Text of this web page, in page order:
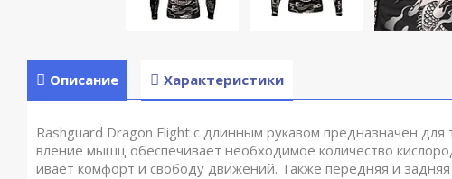
Описание Характеристики
Rashguard Dragon Flight с длинным рукавом предназначен
вление мышц обеспечивает необходимое количество
ивает комфорт и свободу движений. Также передняя и